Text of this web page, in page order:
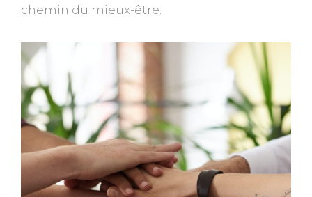
chemin du mieux-être.